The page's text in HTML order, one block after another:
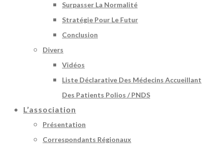
Surpasser La Normalité
Stratégie Pour Le Futur
Conclusion
Divers
Vidéos
Liste Déclarative Des Médecins Accueillant
Des Patients Polios / PNDS
L’association
Présentation
Correspondants Régionaux